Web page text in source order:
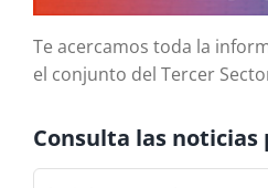
Te acercamos toda la
el conjunto del Tercer
Consulta las noticias
Consulta